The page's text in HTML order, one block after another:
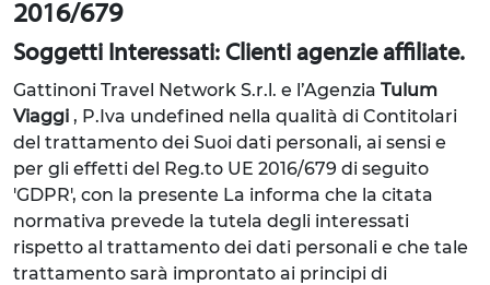
2016/679
Soggetti Interessati: Clienti agenzie affiliate.
Gattinoni Travel Network S.r.l. e l’Agenzia Tulum
Viaggi , P.Iva undefined nella qualità di Contitolari
del trattamento dei Suoi dati personali, ai sensi e
per gli effetti del Reg.to UE 2016/679 di seguito
'GDPR', con la presente La informa che la citata
normativa prevede la tutela degli interessati
rispetto al trattamento dei dati personali e che tale
trattamento sarà improntato ai principi di